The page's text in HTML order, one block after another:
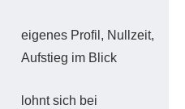
eigenes Profil, Nullzeit,
Aufstieg im Blick
lohnt sich bei